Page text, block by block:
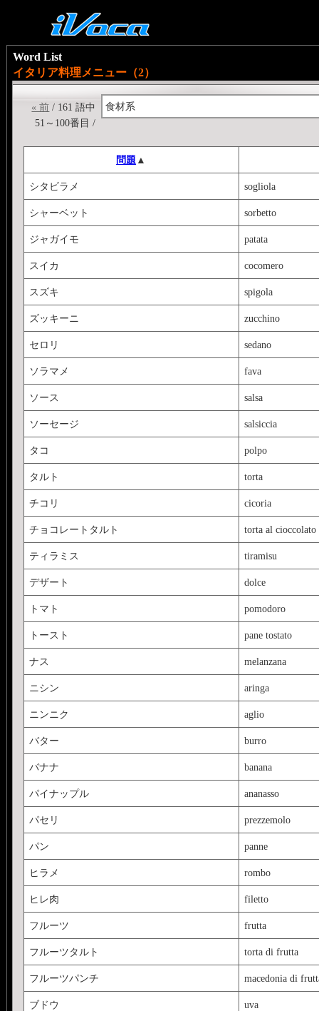
Word List
イタリア料理メニュー（2）
食材系
« 前 / 161 語中
51～100番目 /
問題 ▲
シタビラメ sogliola
シャーベット sorbetto
ジャガイモ patata
スイカ cocomero
スズキ spigola
ズッキーニ zucchino
セロリ sedano
ソラマメ fava
ソース salsa
ソーセージ salsiccia
タコ polpo
タルト torta
チコリ cicoria
チョコレートタルト torta al cioccolato
ティラミス tiramisu
デザート dolce
トマト pomodoro
トースト pane tostato
ナス melanzana
ニシン aringa
ニンニク aglio
バター burro
バナナ banana
パイナップル ananasso
パセリ prezzemolo
パン panne
ヒラメ rombo
ヒレ肉 filetto
フルーツ frutta
フルーツタルト torta di frutta
フルーツパンチ macedonia di
ブドウ uva